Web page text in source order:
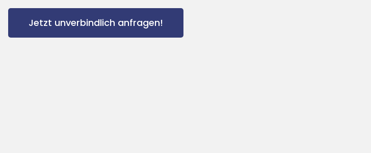
Jetzt unverbindlich anfragen!